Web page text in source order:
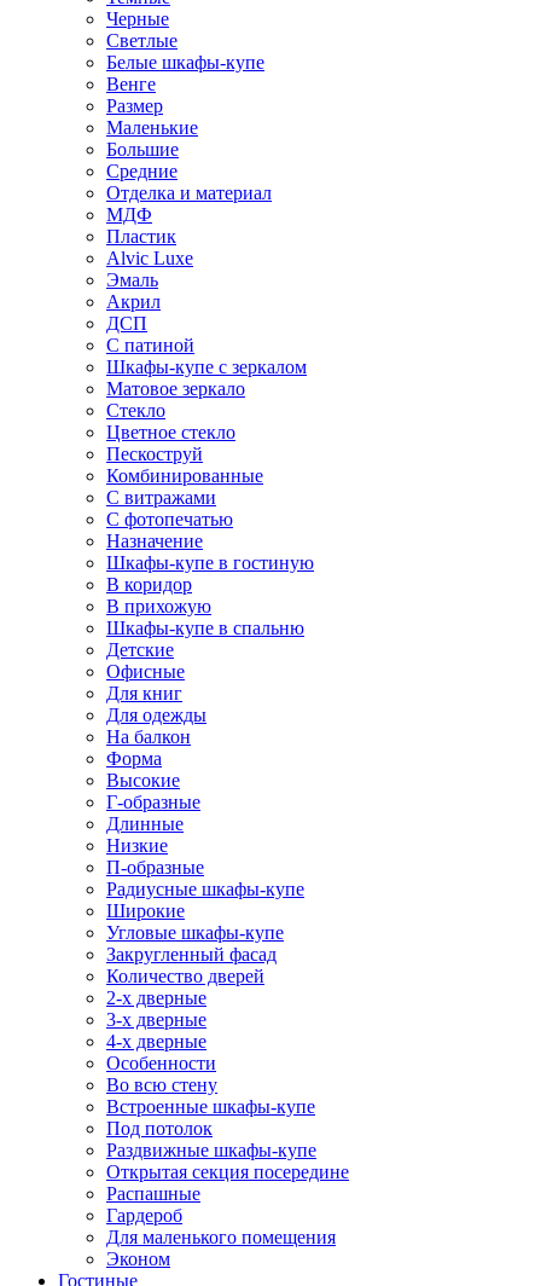
Черные
Светлые
Белые шкафы-купе
Венге
Размер
Маленькие
Большие
Средние
Отделка и материал
МДФ
Пластик
Alvic Luxe
Эмаль
Акрил
ДСП
С патиной
Шкафы-купе с зеркалом
Матовое зеркало
Стекло
Цветное стекло
Пескоструй
Комбинированные
С витражами
С фотопечатью
Назначение
Шкафы-купе в гостиную
В коридор
В прихожую
Шкафы-купе в спальню
Детские
Офисные
Для книг
Для одежды
На балкон
Форма
Высокие
Г-образные
Длинные
Низкие
П-образные
Радиусные шкафы-купе
Широкие
Угловые шкафы-купе
Закругленный фасад
Количество дверей
2-х дверные
3-х дверные
4-х дверные
Особенности
Во всю стену
Встроенные шкафы-купе
Под потолок
Раздвижные шкафы-купе
Открытая секция посередине
Распашные
Гардероб
Для маленького помещения
Эконом
Гостиные